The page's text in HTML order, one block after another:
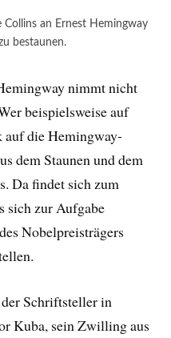
Collins an Ernest Hemingway
bestaunen.
nimmt nicht
beispielsweise auf
die Hemingway-
dem Staunen und dem
Da findet sich zum
sich zur Aufgabe
Nobelpreisträgers
Schriftsteller in
Kuba, sein Zwilling aus